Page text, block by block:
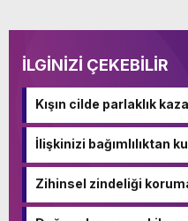
İLGİNİZİ ÇEKEBİLİR
Kışın cilde parlaklık
İlişkinizi bağımlılıktan
Zihinsel zindeliği